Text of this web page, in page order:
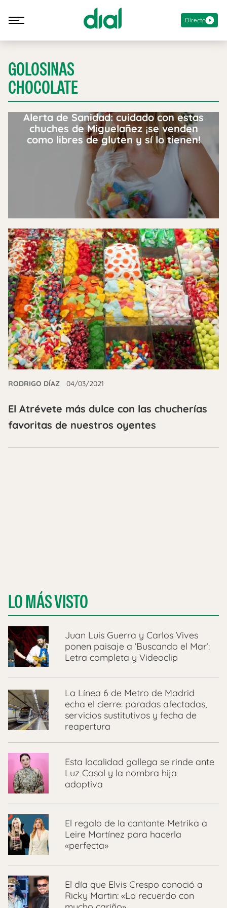
Directo
GOLOSINAS
CHOCOLATE
Alerta de Sanidad: cuidado con estas
chuches de Miguelañez ¡se venden
como libres de gluten y sí lo tienen!
RODRIGO DÍAZ 04/03/2021
El Atrévete más dulce con las chucherías
favoritas de nuestros oyentes
LO MÁS VISTO
Juan Luis Guerra y Carlos Vives
ponen paisaje a ‘Buscando el Mar’:
Letra completa y Videoclip
La Línea 6 de Metro de Madrid
echa el cierre: paradas afectadas,
servicios sustitutivos y fecha de
reapertura
Esta localidad gallega se rinde ante
Luz Casal y la nombra hija
adoptiva
El regalo de la cantante Metrika a
Leire Martínez para hacerla
«perfecta»
El día que Elvis Crespo conoció a
Ricky Martin: «Lo recuerdo con